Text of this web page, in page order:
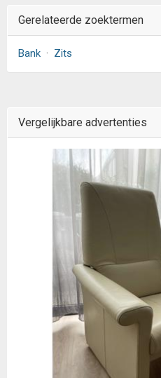
Gerelateerde zoektermen
Bank · Zits
Vergelijkbare advertenties